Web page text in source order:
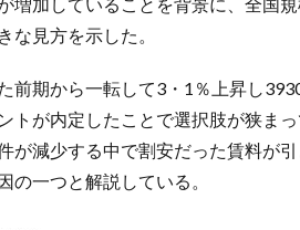
な見方を示した。
前期から一転して3・1％上昇し
トが内定したことで選択肢が狭ま
が減少する中で割安だった賃料が
の一つと解説している。